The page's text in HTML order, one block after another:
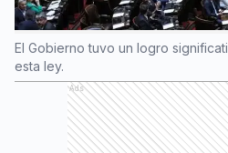
El Gobierno tuvo un logro
esta ley.
Ads